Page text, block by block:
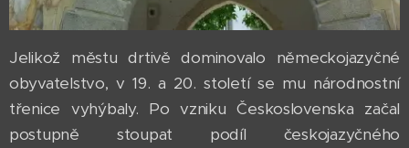
Jelikož městu drtivě dominovalo německojazyčné
obyvatelstvo, v 19. a 20. století se mu národnostní
třenice vyhýbaly. Po vzniku Československa začal
postupně stoupat podíl českojazyčného